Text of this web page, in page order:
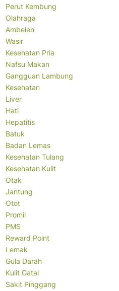
Perut Kembung
Olahraga
Ambeien
Wasir
Kesehatan Pria
Nafsu Makan
Gangguan Lambung
Kesehatan
Liver
Hati
Hepatitis
Batuk
Badan Lemas
Kesehatan Tulang
Kesehatan Kulit
Otak
Jantung
Otot
Promil
PMS
Reward Point
Lemak
Gula Darah
Kulit Gatal
Sakit Pinggang